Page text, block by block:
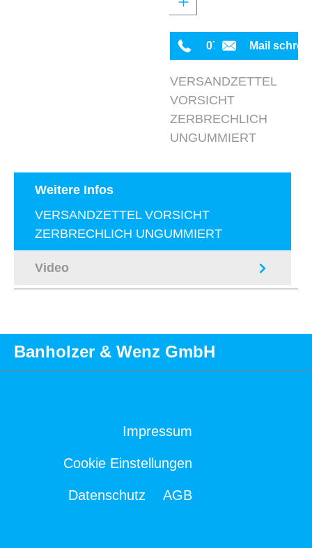
0711 342934-0
Mail
VERSANDZETTEL
VORSICHT
ZERBRECHLICH
UNGUMMIERT
Weitere Infos
VERSANDZETTEL VORSICHT
ZERBRECHLICH UNGUMMIERT
Video
Banholzer & Wenz GmbH
Impressum
Cookie Einstellungen
Datenschutz AGB